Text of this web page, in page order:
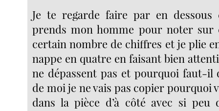
Je te regarde faire par en dessous
prends mon homme pour noter sur
certain nombre de chiffres et je plie
nappe en quatre en faisant bien
ne dépassent pas et pourquoi faut-il
de moi je ne vais pas copier
dans la pièce d’à côté avec si peu